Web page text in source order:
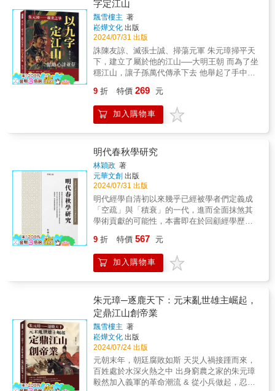
開端到逐漸腐敗的過程，闡述了清廉與貪腐的
激烈鬥爭。全書透過典型官僚和正面典範的生
動描繪，深入剖析貪腐這種社會慢性病如何在
長期發展中悄然侵蝕王朝。
性。 【本書特色】： 本書是蔡東藩的《明史演
義》卷二，以生動詳實的筆觸描繪了明朝初期
的政治風雲和軍事變遷。結合史實與文學創
作，透過人物對話和細膩描寫，展現了削藩、
靖難之役及其後一系列內部紛爭。以故事性的
方式，使讀者深入了解歷史事件背後的權力爭
鬥與人性糾葛，同時也透過具體情節和生動人
物，反映出明朝歷史的波瀾壯闊與複雜多變。
然而，今天我可能需要直接而非間接地告訴
您：這場激勵過您童年的英雄讚歌，其實只是
一場鬧劇，而且還不是孫悟空一個人的鬧劇，
而是幾乎所有人聯合演出的一齣天大的鬧劇。
▎取經幹麼──王大臣與大禮議 官場政治，有些
東西看起來是鬧劇，其實隱藏著很深內涵，只
是當事人不願意說出來，樂得讓人以為真是鬧
還有一齣很無聊的肥皂劇，像極了大鬧天宮和
西天取經，恰是作者源於生活的素材。 ▎誰要
取經──唐僧還是唐太宗 很多影視作品都有意無
得死去活來，還陽後趕快大辦水陸法會超渡亡
靈，並派唐僧遠赴西天取經，想以此衝抵自己
的殺孽。可能是覺得這一段太過無趣──至少比
起西天路上的精彩鬥法確實差太多，而且西天
取經的主源畢竟是如來，唐太宗派出唐僧只是
個不重要的由頭，所以影視作品往往淡化處
理。不過講道理，這樣做很容易讓觀眾不自覺
地忽略發起取經工程的真正源頭──人世間的民
眾（世民）。 ▎西苑取經──司禮太監的倖進之
他是取經這個故事理論上的匯流排索，弄清他
的來龍去脈似乎很重要。本來唐僧的背景很清
晰，但由於小說的版本問題，他這一世肉身的
論造勢 不得不承認，官場是一個充滿謊言的世
界，《西遊記》既然寫官場，自然也是謊話滿
天飛，只是從神佛口中說出別有一番風味。西
天取經是一個利益重置的大工程，必須配合大
量謊言，支持和反對取經的人都會放出大量或
真或假的傳言，營造自己需要的輿論氛圍。 本
書特色：本書為黃如一所著《解碼西遊》的上
冊，透過深入剖析《西遊記》的隱喻，揭示其
自己的能力。▎戰功顯赫的將領故事進一步描
寫了朱元璋在軍中的輝煌戰績。他登上城牆，
語驚張天祐，深入虎穴，與孫德崖會面。郭家
女入侍濠城，而常將軍則在拔採石的戰鬥中顯
示出非凡的勇氣。朱公在取集慶時開府，徐帥
則在陷常州的戰役中立下大功。朱亮祖不幸在
戰鬥中戰敗被擒，但張士德英勇無比，最終絕
粒自盡。隨後，廖永安在太湖陷沒，而胡大海
蕩的局勢。▎智勇雙全的英雄朱元璋展示了非
凡的計謀和智慧，劉伯溫定計破敵，陳友諒挈
眷逃生。為了救援安豐，他護送小明王安全歸
一場大戰，最終在鄱陽湖決戰中友諒身亡，吳
王在應天府即位。隨後，他移師東下，取武
昌，但在平江遭遇失敗，闔室自焚。隨著情節
的發展，他檄北方，徐元帥進兵；下南閩，陳
平章死節，顯示出其堅定的決心和戰鬥精神。
▎天下一統的宏圖最終四海歸心，吳王誕登帝
位，三軍效命直搗元都。他襲太原，元擴廓中
叛，在西徼揚威，逐梟擒雛，俘虜送至南京。
隨著夏主的降服，巴蜀平定，朱元璋擊退元
將，轉戰朔方，鞏固了新生政權。然後，面對
鎮；征漠北，藍玉報功。雖然在統治過程中經
歷了儲君之喪和黨獄興起的動蕩，但故事在一
片鳳微德杳中走向結束，展現出波瀾壯闊的歷
史畫卷。本書特色本書是蔡東藩的《明史演
義》卷一，以細膩的筆觸和豐富的細節，勾勒
出眾多歷史人物的形象，展現了他們的智勇雙
全和忠誠義氣，生動地描繪了明朝初期的風雲
變幻。作者將歷史真實性與戲劇性巧妙融合，
既有波瀾壯闊的戰爭場面，也有細膩動人的情
字定江山
飄雪樓主 著
崧燁文化 出版
2024/07/31 出版
誅陳友諒、滅張士誠、掃蕩元軍 朱元璋掃平天
下，建立了屬於他的江山──大明王朝 而為了坐
穩江山，讓子孫萬代傳承下去 他舉起了手中三
皇帝：朱元璋的崛起 朱元璋，原名朱重八，出
生於一個貧苦農家，早年的艱苦生活鍛鍊了他
的意志。紅巾軍起義爆發後，他加入義軍，逐
建立大明。 ▎九字定江山：朱元璋的治國策略
朱元璋在建立大明後，提出了「高築牆、廣積
糧、緩稱王」的九字方針，這成為他治國的基
石。這些策略不僅穩固了他的統治基礎，也為
大明的長治久安打下了基礎。 ▎一生的對手：
陳友諒與朱元璋 陳友諒，同樣是元末農民起義
的重要人物，與朱元璋的對峙成為了書中的重
要篇章。從初出茅廬到成為一方霸主，陳友諒
的一生充滿了曲折與奮鬥，他與朱元璋之間的
▎統治哲學：嚴格與仁慈並重 作為一位皇帝，
朱元璋在統治上展現了嚴格與仁慈並重的特
點。他重視農業發展，實行減稅免役，關心民
生，並且在政治上嚴懲貪官，推行廉政，力求
建立一個清廉高效的政府。 ▎智者與君王的博
弈：朱元璋與劉基 劉基，朱元璋手下的重要謀
士，以其卓越的才智和策略在朱元璋的統治中
發揮了重要作用。然而，伴隨著權力的增加，
劉基與朱元璋之間也逐漸產生了矛盾和不信
任，最終導致了劉基的悲劇結局。 ▎權力鞏
固：胡惟庸案與藍玉案 胡惟庸案和藍玉案是朱
元璋統治時期的兩大政治清洗事件，這兩起事
9 折 特價 269 元
加入購物車
明代春秋學研究
林穎政 著
元華文創 出版
2024/07/31 出版
明代經學自清初以來幾乎已經被學者們定義成
「空疏」與「積衰」的一代，進而全面抹煞其
學術貢獻的可能性，本書即在於回顧經學歷史
中釐析出一些值得斟酌或反思的議題與問題，
並且探討有明一代春秋學流衍變化的興衰過
程，展現明代經學在多元發展下的學術內涵樣
書特色 總結明代春秋學的興衰與得失， 藉由學
術事實的呈現以取代人云亦云或不知所云的負
面評價， 提出已往對於明代經學似是而非的詮
釋解讀觀點， 達到對此一時代學術的實質性理
解。
9 折 特價 567 元
加入購物車
朱元璋─逐鹿天下：元末亂世雄主崛起，
定鼎江山創帝業
飄雪樓主 著
崧燁文化 出版
2024/07/24 出版
元朝末年，朝廷腐敗如斯 天災人禍接踵而來，
百姓處於水深火熱之中 出身窮農之家的朱元璋
毅然加入義軍的革命潮流 & 從小兵做起，忍常